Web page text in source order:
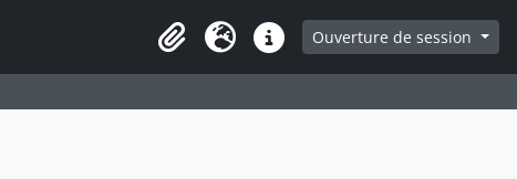
Presse-papier
LangueLiens rapidesOuverture de session